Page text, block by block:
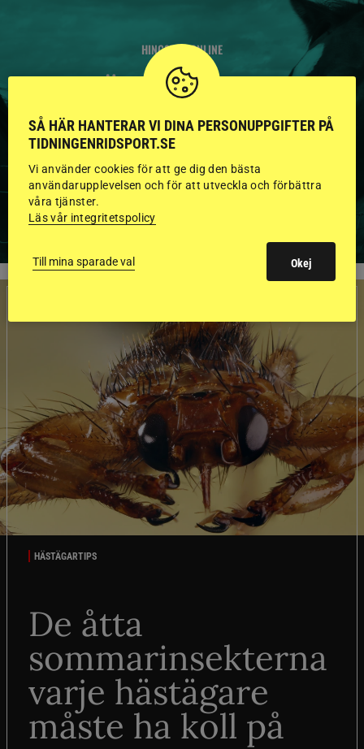
HINGSTAR ONLINE
GODKÄNDA HINGSTAR I
FLERA KATEGORIER MED
BILDER OCH FAKTA
VISA ALLA HINGSTAR
HÄSTÄGARTIPS
De åtta
sommarinsekterna
varje hästägare
måste ha koll på
SÅ HÄR HANTERAR VI DINA PERSONUPPGIFTER PÅ
TIDNINGENRIDSPORT.SE
Vi använder cookies för att ge dig den bästa
användarupplevelsen och för att utveckla och förbättra
våra tjänster.
Läs vår integritetspolicy
Till mina sparade val Okej